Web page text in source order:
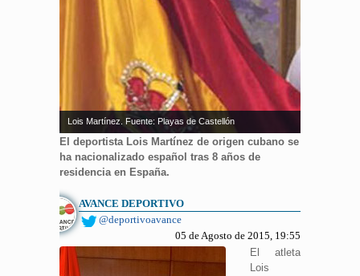
Lois Martínez. Fuente: Playas de Castellón
El deportista Lois Martínez de origen cubano se
ha nacionalizado español tras 8 años de
residencia en España.
AVANCE DEPORTIVO
@deportivoavance
05 de Agosto de 2015, 19:55
El atleta
Lois